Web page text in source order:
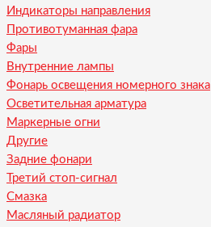
Индикаторы направления
Противотуманная фара
Фары
Внутренние лампы
Фонарь освещения номерного знака
Осветительная арматура
Маркерные огни
Другие
Задние фонари
Третий стоп-сигнал
Смазка
Масляный радиатор